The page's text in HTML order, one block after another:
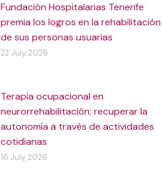
Fundación Hospitalarias Tenerife
premia los logros en la rehabilitación
de sus personas usuarias
23 July, 2026
Terapia ocupacional en
neurorrehabilitación: recuperar la
autonomía a través de actividades
cotidianas
16 July, 2026